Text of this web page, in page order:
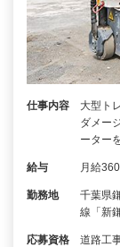
仕事内容
大型ト
ダメー
ーター
給与 月給
勤務地
千葉県
線「新
応募資格
道路工